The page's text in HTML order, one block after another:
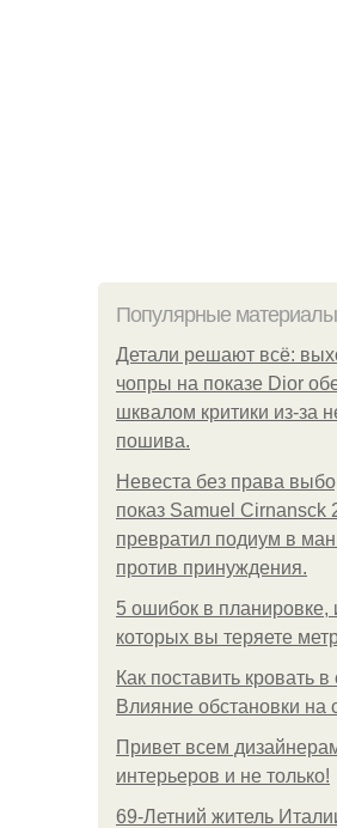
Популярные материалы
Детали решают всё:
чопры на показе Dior
шквалом критики из-за
пошива.
Невеста без права
показ Samuel Cirnansck
превратил подиум в
против принуждения.
5 ошибок в планировке,
которых вы теряете
Как поставить кровать в
Влияние обстановки на
Привет всем
интерьеров и не только!
69-Летний житель